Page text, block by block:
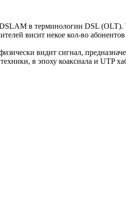
в терминологии DSL
висит некое кол-во
видит сигнал,
в эпоху коаксиала и UTP